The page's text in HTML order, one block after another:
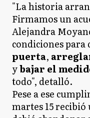
"La historia
Firmamos un
Alejandra
condiciones para
puerta,
ybajar el
todo", detalló.
Pese a ese
martes 15 recibió